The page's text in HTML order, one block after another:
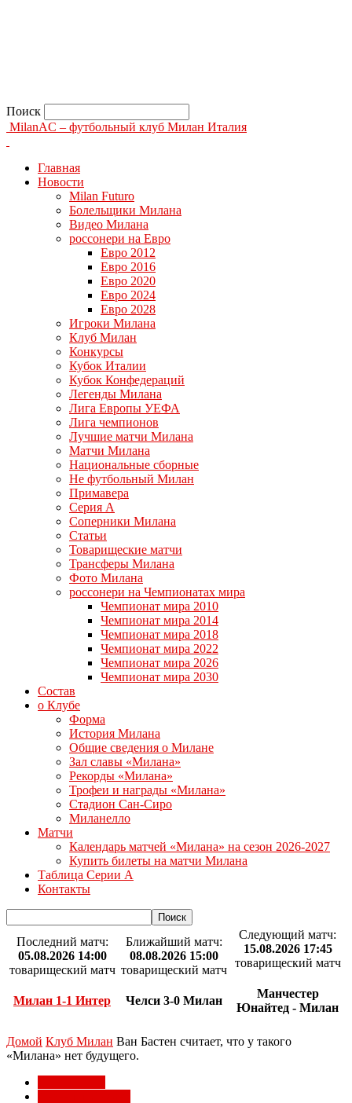
Поиск
MilanAC – футбольный клуб Милан Италия
Главная
Новости
Milan Futuro
Болельщики Милана
Видео Милана
россонери на Евро
Евро 2012
Евро 2016
Евро 2020
Евро 2024
Евро 2028
Игроки Милана
Клуб Милан
Конкурсы
Кубок Италии
Кубок Конфедераций
Легенды Милана
Лига Европы УЕФА
Лига чемпионов
Лучшие матчи Милана
Матчи Милана
Национальные сборные
Не футбольный Милан
Примавера
Серия А
Соперники Милана
Статьи
Товарищеские матчи
Трансферы Милана
Фото Милана
россонери на Чемпионатах мира
Чемпионат мира 2010
Чемпионат мира 2014
Чемпионат мира 2018
Чемпионат мира 2022
Чемпионат мира 2026
Чемпионат мира 2030
Состав
о Клубе
Форма
История Милана
Общие сведения о Милане
Зал славы «Милана»
Рекорды «Милана»
Трофеи и награды «Милана»
Стадион Сан-Сиро
Миланелло
Матчи
Календарь матчей «Милана» на сезон 2026-2027
Купить билеты на матчи Милана
Таблица Серии А
Контакты
Последний матч:
05.08.2026 14:00
товарищеский матч
Милан 1-1 Интер
Ближайший матч:
08.08.2026 15:00
товарищеский матч
Челси 3-0 Милан
Следующий матч:
15.08.2026 17:45
товарищеский матч
Манчестер
Юнайтед - Милан
Домой Клуб Милан Ван Бастен считает, что у такого
«Милана» нет будущего.